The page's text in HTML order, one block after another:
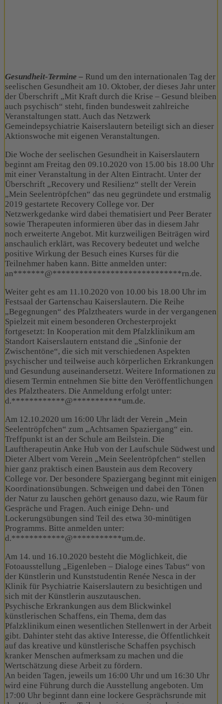
Gesundheit-Termine – Rund um den internationalen Tag der
seelischen Gesundheit am 10. Oktober, der dieses Jahr unter
der Überschrift „Mit Kraft durch die Krise – Gesund bleiben
auch psychisch“ steht, finden bundesweit zahlreiche
Veranstaltungen statt. Auch das Netzwerk
Gemeindepsychiatrie Kaiserslautern beteiligt sich an dieser
Aktionswoche mit eigenen Veranstaltungen.
Die Woche der seelischen Gesundheit in Kaiserslautern
beginnt am Freitag den 09.10.2020 von 15.00 bis 18.00 Uhr
mit einer Veranstaltung in der Alten Eintracht. Unter der
Überschrift „Recovery und Resilienz“ stellt der Verein
„Mein Seelentröpfchen“ das neu gegründete und erstmalig
2019 gestartete Recovery College vor. Der
Netzwerkgedanke wird dabei thematisiert und Peer Berater
sowie Therapeuten informieren über das in diesem Jahr
noch erweiterte Angebot. Mit kurzweiligen Beiträgen wird
anschaulich erklärt, was Recovery bedeutet und welche
positive Wirkung der Besuch eines Kurses für die
Teilnehmer haben kann. Bitte anmelden unter:
an*******@*****************************rn.de.
Weiter geht es am 11.10.2020 von 10.00 bis 18.00 Uhr im
Festsaal der Gartenschau Kaiserslautern. Die Reihe
„Begegnungen“ des Pfalztheaters wurde in der vergangenen
Spielzeit mit einem besonderen Orchesterprojekt
fortgesetzt: In Kooperation mit dem Pfalzklinikum am
Standort Kaiserslautern entstand die „Sinfonie der
Zwischentöne“, die sich mit verschiedenen Aspekten
psychischer und teilweise auch körperlichen Erkrankungen
und Gesundung auseinandersetzt. Weitere Informationen zu
diesem Termin entnehmen Sie bitte den Veröffentlichungen
des Pfalztheaters. Die Anmeldung erfolgt unter:
d.************@***********um.de.
Am 12.10.2020 um 16:00 Uhr lädt der Verein „Mein
Seelentröpfchen“ zum „Achtsamen Spaziergang“ ein.
Treffpunkt ist an der Schule am Beilstein. Die
Lauftherapeutin Anke Hub von der Laufschule Südwest und
Dieter Albert vom Verein „Mein Seelentröpfchen“ stellen
hier ganz praktisch einen Baustein aus dem Recovery
College vor. Der besondere Spaziergang beginnt mit einigen
Koordinationsübungen. Schweigen und dabei den Tönen
der Natur zu lauschen gehört genauso dazu, wie Raum für
Gespräche und Fragen. Auch einige Dehn- und
Lockerungsübungen sind Teil des etwa 30-minütigen
Programms. Bitte anmelden unter:
d.************@***********um.de.
Am 14. und 16.10.2020 besteht die Möglichkeit, die
Fotoausstellung „Eigenleben – Dialoge eines Tabus“ von
der Künstlerin und Kunststudentin Renée Nesca in der
Klinik für Psychiatrie Kaiserslautern zu besichtigen und
sich mit der Künstlerin auszutauschen.
Psychische Erkrankungen aus dem Blickwinkel
künstlerischen Schaffens, ein Thema, dem das
Pfalzklinikum einen wesentlichen Stellenwert in der Arbeit
gibt. Dahinter steht das aktive Interesse, die Öffentlichkeit
auf das kreative und künstlerische Schaffen psychisch
kranker Menschen aufmerksam zu machen und die
Wertschätzung diese Arbeit zu fördern.
An beiden Tagen, jeweils um 16:00 Uhr und um 16:30 Uhr
wird eine Führung durch die Ausstellung angeboten. Um
17:00 Uhr beginnt dann eine lockere Gesprächsrunde mit